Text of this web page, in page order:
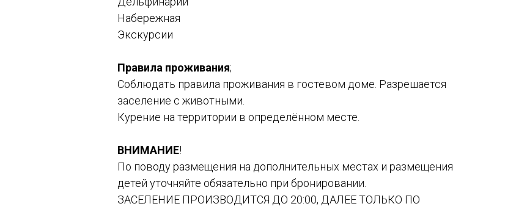
Набережная
Экскурсии
Правила проживания;
Соблюдать правила проживания в гостевом доме. Разрешается
заселение с животными.
Курение на территории в определённом месте.
ВНИМАНИЕ!
По поводу размещения на дополнительных местах и размещения
детей уточняйте обязательно при бронировании.
ЗАСЕЛЕНИЕ ПРОИЗВОДИТСЯ ДО 20:00, ДАЛЕЕ ТОЛЬКО ПО